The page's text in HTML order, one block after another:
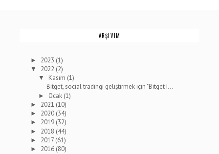
ARŞIVIM
► 2023 (1)
▼ 2022 (2)
▼ Kasım (1)
Bitget, social tradingi geliştirmek için "Bitget I...
► Ocak (1)
► 2021 (10)
► 2020 (34)
► 2019 (32)
► 2018 (44)
► 2017 (61)
► 2016 (80)